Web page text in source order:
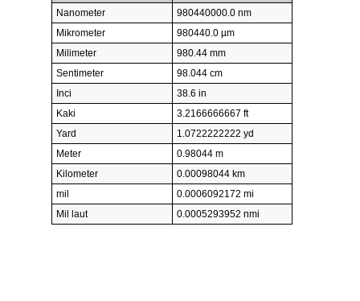
Nanometer
980440000.0 nm
Mikrometer
980440.0 µm
Milimeter
980.44 mm
Sentimeter
98.044 cm
Inci
38.6 in
Kaki
3.2166666667 ft
Yard
1.0722222222 yd
Meter
0.98044 m
Kilometer
0.00098044 km
mil
0.0006092172 mi
Mil laut
0.0005293952 nmi